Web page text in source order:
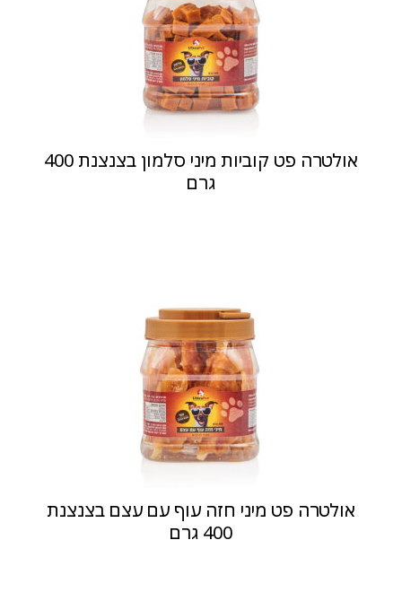
אולטרה פט קוביות מיני סלמון בצנצנת 400
גרם
אולטרה פט מיני חזה עוף עם עצם בצנצנת
400 גרם